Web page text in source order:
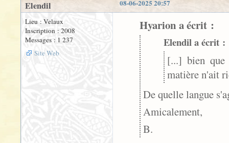
08-06-2025 20:57
Elendil
Lieu : Velaux
Inscription : 2008
Messages : 1 237
Site Web
Hyarion a écrit :
Elendil a écrit :
[...] bien que
matière n'ait
De quelle langue
Amicalement,
B.